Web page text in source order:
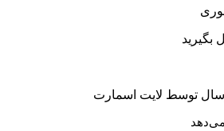
بگیرید
توسط لایت اسمارت